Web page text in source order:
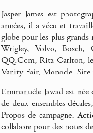
Jasper James est
années, il a vécu et
globe pour les plus
Wrigley, Volvo, Bosch,
QQ.Com, Ritz Carlton, le
Vanity Fair, Monocle. Site
Emmanuèle Jawad est
de deux ensembles
Propos de campagne,
collabore pour des notes